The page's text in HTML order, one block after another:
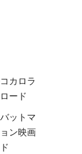
カロラ
ード
ットマ
ン映画